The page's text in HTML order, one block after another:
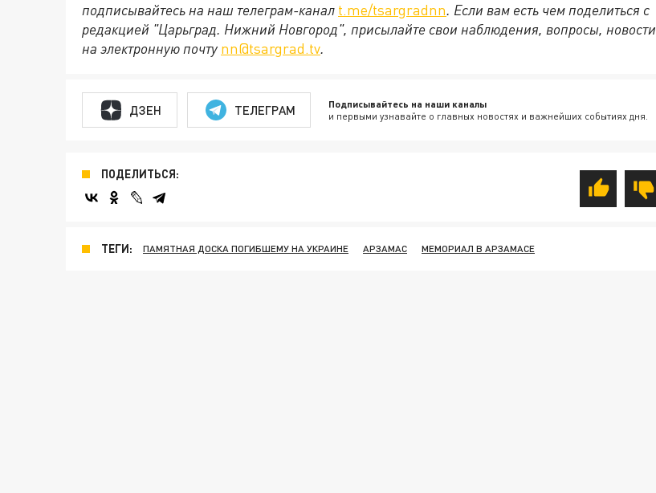
подписывайтесь на наш телеграм-канал t.me/tsargradnn. Если вам есть чем поделиться с
редакцией "Царьград. Нижний Новгород", присылайте свои наблюдения, вопросы, новости
на электронную почту nn@tsargrad.tv.
ДЗЕН ТЕЛЕГРАМ Подписывайтесь на наши каналы
и первыми узнавайте о главных новостях и важнейших событиях дня.
ПОДЕЛИТЬСЯ:
ТЕГИ: ПАМЯТНАЯ ДОСКА ПОГИБШЕМУ НА УКРАИНЕ АРЗАМАС МЕМОРИАЛ В АРЗАМАСЕ